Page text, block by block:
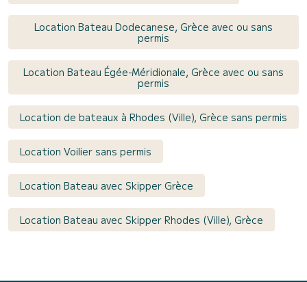
Location Bateau Dodecanese, Grèce avec ou sans
permis
Location Bateau Égée-Méridionale, Grèce avec ou sans
permis
Location de bateaux à Rhodes (Ville), Grèce sans permis
Location Voilier sans permis
Location Bateau avec Skipper Grèce
Location Bateau avec Skipper Rhodes (Ville), Grèce